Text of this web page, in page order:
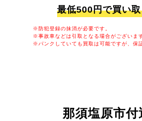
最低500円で買い
※防犯登録の抹消が必要です。
※事故車などは引取となる場合がございます
※パンクしていても買取は可能ですが、保
那須塩原市付